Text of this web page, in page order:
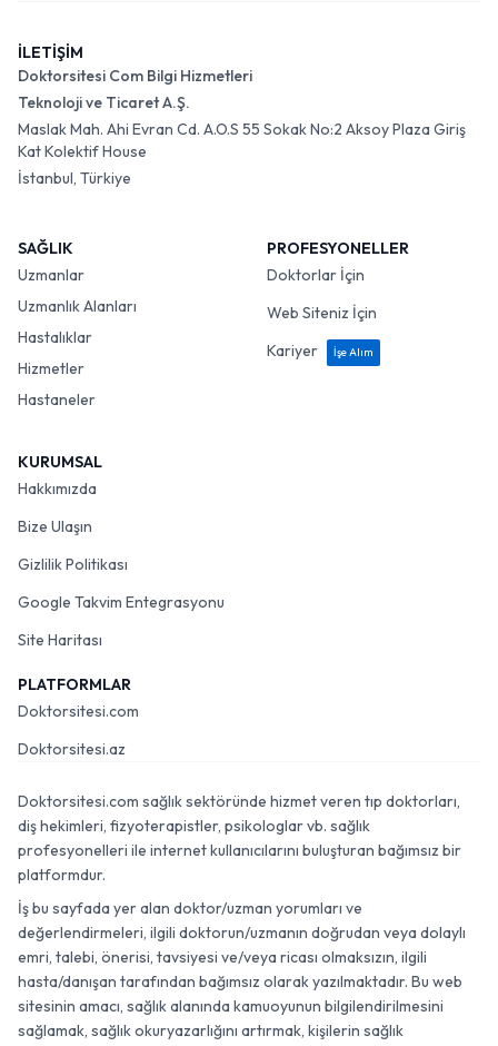
İLETİŞİM
Doktorsitesi Com Bilgi Hizmetleri
Teknoloji ve Ticaret A.Ş.
Maslak Mah. Ahi Evran Cd. A.O.S 55 Sokak No:2 Aksoy Plaza Giriş
Kat Kolektif House
İstanbul, Türkiye
SAĞLIK
Uzmanlar
Uzmanlık Alanları
Hastalıklar
Hizmetler
Hastaneler
PROFESYONELLER
Doktorlar İçin
Web Siteniz İçin
Kariyer
İşe Alım
KURUMSAL
Hakkımızda
Bize Ulaşın
Gizlilik Politikası
Google Takvim Entegrasyonu
Site Haritası
PLATFORMLAR
Doktorsitesi.com
Doktorsitesi.az
Doktorsitesi.com sağlık sektöründe hizmet veren tıp doktorları,
diş hekimleri, fizyoterapistler, psikologlar vb. sağlık
profesyonelleri ile internet kullanıcılarını buluşturan bağımsız bir
platformdur.
İş bu sayfada yer alan doktor/uzman yorumları ve
değerlendirmeleri, ilgili doktorun/uzmanın doğrudan veya dolaylı
emri, talebi, önerisi, tavsiyesi ve/veya ricası olmaksızın, ilgili
hasta/danışan tarafından bağımsız olarak yazılmaktadır. Bu web
sitesinin amacı, sağlık alanında kamuoyunun bilgilendirilmesini
sağlamak, sağlık okuryazarlığını artırmak, kişilerin sağlık